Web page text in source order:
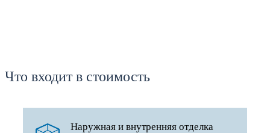
Что входит в стоимость
Наружная и внутренняя отделка